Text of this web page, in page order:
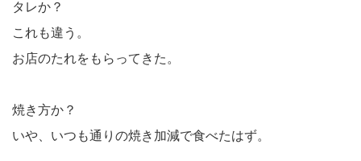
タレか？
これも違う。
お店のたれをもらってきた。
焼き方か？
いや、いつも通りの焼き加減で食べたはず。